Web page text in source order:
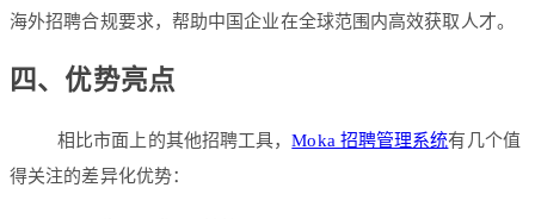
海外招聘合规要求，帮助中国企业在全球范围内高效获取人才。
四、优势亮点
相比市面上的其他招聘工具，Moka 招聘管理系统有几个值
得关注的差异化优势：